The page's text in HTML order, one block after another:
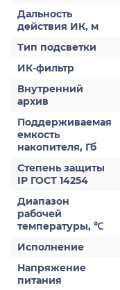
Дальность
действия ИК, м
Тип подсветки
ИК-фильтр
Внутренний
архив
Поддерживаемая
емкость
накопителя, Гб
Степень защиты
IP ГОСТ 14254
Диапазон
рабочей
температуры, ℃
Исполнение
Напряжение
питания